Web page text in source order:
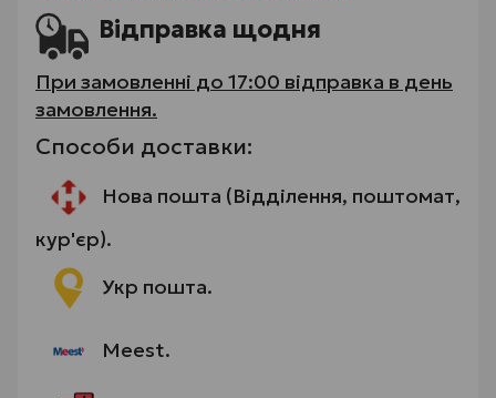
Відправка щодня
При замовленні до 17:00 відправка в день
замовлення.
Способи доставки:
Нова пошта (Відділення, поштомат,
кур'єр).
Укр пошта.
Meest.